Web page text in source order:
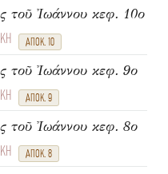
τοῦ Ἰωάννου κεφ. 10ο
ΑΠΟΚ. 10
τοῦ Ἰωάννου κεφ. 9ο
ΑΠΟΚ. 9
τοῦ Ἰωάννου κεφ. 8ο
ΑΠΟΚ. 8